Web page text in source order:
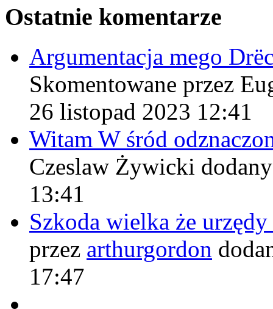
Ostatnie komentarze
Argumentacja mego
Skomentowane przez
26 listopad 2023 12:41
Witam W śród
Czeslaw Żywicki
13:41
Szkoda wielka że
przez arthurgordon
17:47